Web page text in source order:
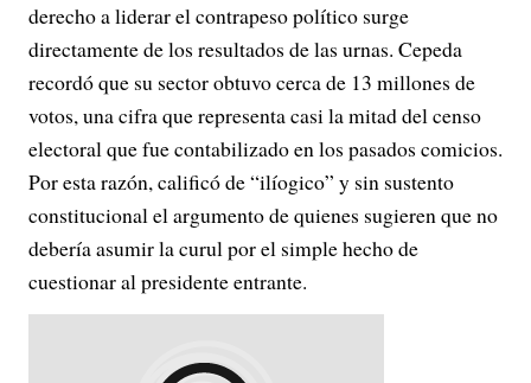
derecho a liderar el contrapeso político surge
directamente de los resultados de las urnas. Cepeda
recordó que su sector obtuvo cerca de 13 millones de
votos, una cifra que representa casi la mitad del censo
electoral que fue contabilizado en los pasados comicios.
Por esta razón, calificó de “ilíogico” y sin sustento
constitucional el argumento de quienes sugieren que no
debería asumir la curul por el simple hecho de
cuestionar al presidente entrante.